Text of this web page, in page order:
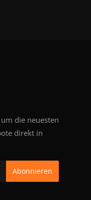
die neuesten
direkt in
Abonnieren